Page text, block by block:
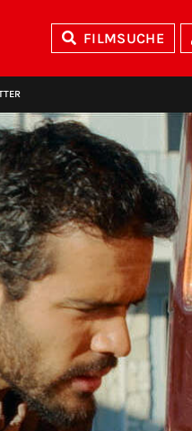
FILMSUCHE